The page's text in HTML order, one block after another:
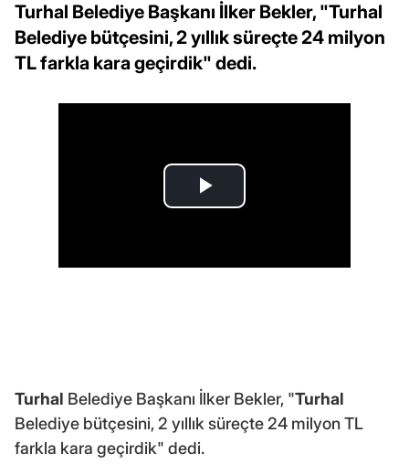
Turhal Belediye Başkanı İlker Bekler, "Turhal
Belediye bütçesini, 2 yıllık süreçte 24 milyon
TL farkla kara geçirdik" dedi.
Turhal Belediye Başkanı İlker Bekler, "Turhal
Belediye bütçesini, 2 yıllık süreçte 24 milyon TL
farkla kara geçirdik" dedi.